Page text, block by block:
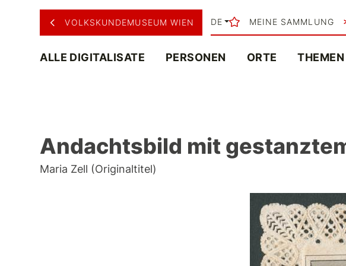
VOLKSKUNDEMUSEUM WIEN DE MEINE SAMMLUNG
ALLE DIGITALISATE PERSONEN ORTE THEMEN
Andachtsbild mit
Maria Zell (Originaltitel)